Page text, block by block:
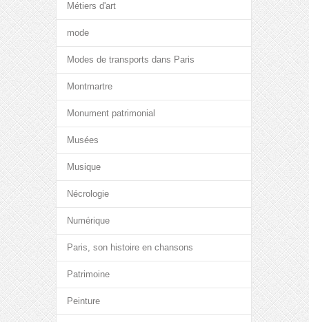
Métiers d'art
mode
Modes de transports dans Paris
Montmartre
Monument patrimonial
Musées
Musique
Nécrologie
Numérique
Paris, son histoire en chansons
Patrimoine
Peinture